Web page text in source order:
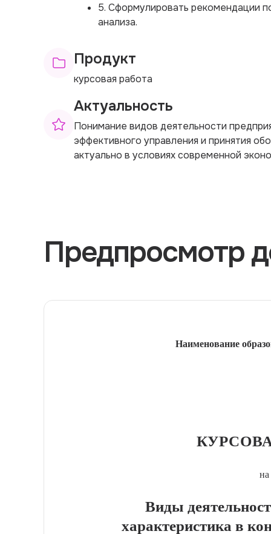
5. Сформулировать рекомендации
анализа.
Продукт
курсовая работа
Актуальность
Понимание видов деятельности
эффективного управления и принятия
актуально в условиях современной
Предпросмотр
Наименование
на
Виды
характеристика в